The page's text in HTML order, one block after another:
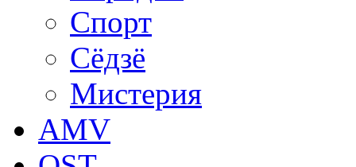
Спорт
Сёдзё
Мистерия
AMV